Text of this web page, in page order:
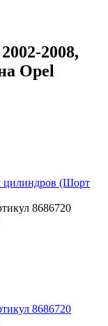
2008,
Opel
цилиндров (Шорт
8686720